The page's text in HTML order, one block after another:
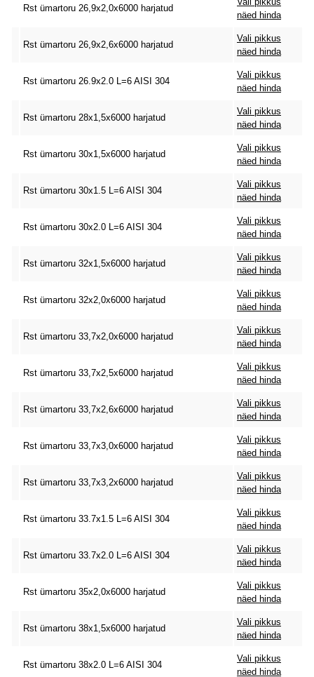
Rst ümartoru 26,9x2,0x6000 harjatud
näed hinda
Rst ümartoru 26,9x2,6x6000 harjatud
Vali pikkus
näed hinda
Rst ümartoru 26.9x2.0 L=6 AISI 304
Vali pikkus
näed hinda
Rst ümartoru 28x1,5x6000 harjatud
Vali pikkus
näed hinda
Rst ümartoru 30x1,5x6000 harjatud
Vali pikkus
näed hinda
Rst ümartoru 30x1.5 L=6 AISI 304
Vali pikkus
näed hinda
Rst ümartoru 30x2.0 L=6 AISI 304
Vali pikkus
näed hinda
Rst ümartoru 32x1,5x6000 harjatud
Vali pikkus
näed hinda
Rst ümartoru 32x2,0x6000 harjatud
Vali pikkus
näed hinda
Rst ümartoru 33,7x2,0x6000 harjatud
Vali pikkus
näed hinda
Rst ümartoru 33,7x2,5x6000 harjatud
Vali pikkus
näed hinda
Rst ümartoru 33,7x2,6x6000 harjatud
Vali pikkus
näed hinda
Rst ümartoru 33,7x3,0x6000 harjatud
Vali pikkus
näed hinda
Rst ümartoru 33,7x3,2x6000 harjatud
Vali pikkus
näed hinda
Rst ümartoru 33.7x1.5 L=6 AISI 304
Vali pikkus
näed hinda
Rst ümartoru 33.7x2.0 L=6 AISI 304
Vali pikkus
näed hinda
Rst ümartoru 35x2,0x6000 harjatud
Vali pikkus
näed hinda
Rst ümartoru 38x1,5x6000 harjatud
Vali pikkus
näed hinda
Rst ümartoru 38x2.0 L=6 AISI 304
Vali pikkus
näed hinda